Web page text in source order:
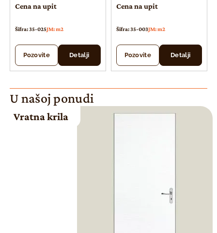
Cena na upit
Šifra: 35-025JM: m2
Pozovite Detalji
Cena na upit
Šifra: 35-003JM: m2
Pozovite Detalji
U našoj ponudi
Vratna krila